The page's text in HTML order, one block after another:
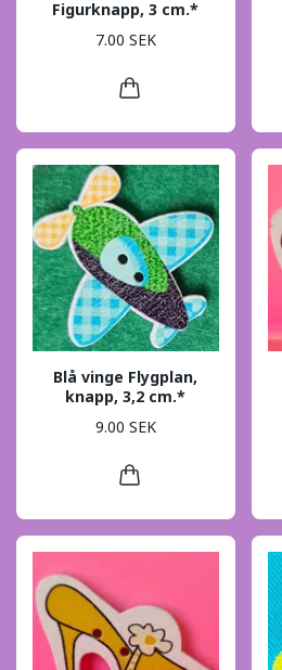
Figurknapp, 3 cm.*
7.00 SEK
Blå vinge Flygplan,
knapp, 3,2 cm.*
9.00 SEK